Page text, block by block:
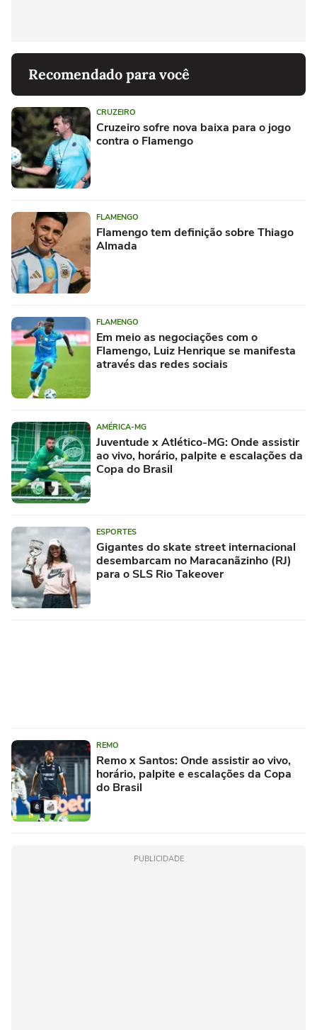
Recomendado para você
CRUZEIRO
Cruzeiro sofre nova baixa para o jogo
contra o Flamengo
FLAMENGO
Flamengo tem definição sobre Thiago
Almada
FLAMENGO
Em meio as negociações com o
Flamengo, Luiz Henrique se manifesta
através das redes sociais
AMÉRICA-MG
Juventude x Atlético-MG: Onde assistir
ao vivo, horário, palpite e escalações da
Copa do Brasil
ESPORTES
Gigantes do skate street internacional
desembarcam no Maracanãzinho (RJ)
para o SLS Rio Takeover
REMO
Remo x Santos: Onde assistir ao vivo,
horário, palpite e escalações da Copa
do Brasil
PUBLICIDADE